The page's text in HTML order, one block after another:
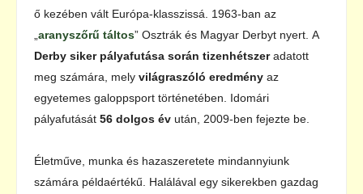
ő kezében vált Európa-klasszissá. 1963-ban az
aranyszőrű táltos” Osztrák és Magyar Derbyt nyert. A
Derby siker pályafutása során tizenhétszeradatott
meg számára, mely világraszóló eredmény az
egyetemes galoppsport történetében. Idomári
pályafutását 56 dolgos év után, 2009-ben fejezte be.
Életműve, munka és hazaszeretete mindannyiunk
számára példaértékű. Halálával egy sikerekben gazdag